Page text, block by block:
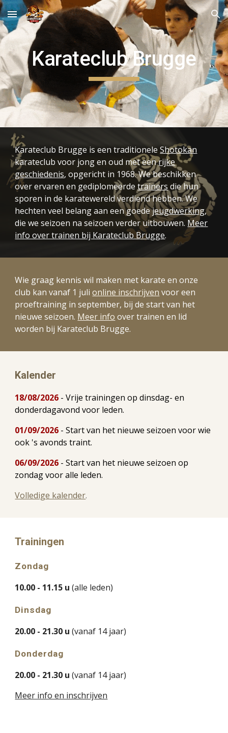
Skip to main content Skip to navigation
Karateclub Brugge
Karateclub Brugge is een traditioneleShotokan
karateclub voor jong en oud met eenrijke
geschiedenis, opgericht in 1968. We beschikken
over ervaren en gediplomeerdetrainers die hun
sporen in de karatewereld verdiend hebben. We
hechten veel belang aan een goedejeugdwerking,
die we seizoen na seizoen verder uitbouwen. Meer
info over trainen bij Karateclub Brugge.
Wie graag kennis wil maken met karate en onze
club kan vanaf 1 julionline inschrijven voor een
proeftraining in september, bij de start van het
nieuwe seizoen. Meer info over trainen en lid
worden bij Karateclub Brugge.
Kalender
18/08/2026 - Vrije trainingen op dinsdag- en
donderdagavond voor leden.
01/09/2026 - Start van het nieuwe seizoen voor wie
ook 's avonds traint.
06/09/2026 - Start van het nieuwe seizoen op
zondag voor alle leden.
Volledige kalender.
Trainingen
Zondag
10.00 - 11.15 u(alle leden)
Dinsdag
20.00 - 21.30 u (vanaf 14 jaar)
Donderdag
20.00 - 21.30 u (vanaf 14 jaar)
Meer info en inschrijven